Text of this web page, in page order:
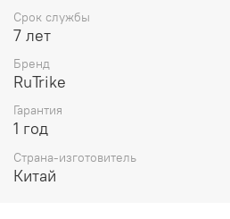
Срок службы
7 лет
Бренд
RuTrike
Гарантия
1 год
Страна-изготовитель
Китай